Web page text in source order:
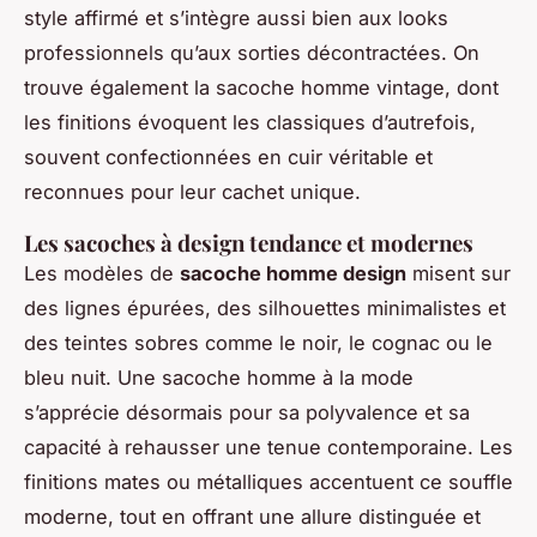
style affirmé et s’intègre aussi bien aux looks
professionnels qu’aux sorties décontractées. On
trouve également la sacoche homme vintage, dont
les finitions évoquent les classiques d’autrefois,
souvent confectionnées en cuir véritable et
reconnues pour leur cachet unique.
Les sacoches à design tendance et modernes
Les modèles de sacoche homme design misent sur
des lignes épurées, des silhouettes minimalistes et
des teintes sobres comme le noir, le cognac ou le
bleu nuit. Une sacoche homme à la mode
s’apprécie désormais pour sa polyvalence et sa
capacité à rehausser une tenue contemporaine. Les
finitions mates ou métalliques accentuent ce souffle
moderne, tout en offrant une allure distinguée et